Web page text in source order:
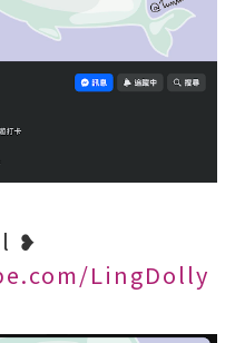
❥
LingDolly